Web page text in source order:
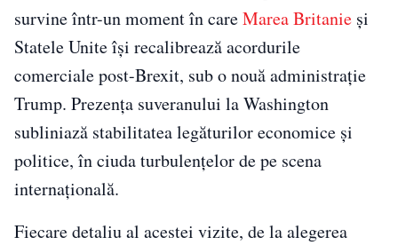
survine într-un moment în careMarea Britanie și
Statele Unite își recalibrează acordurile
comerciale post-Brexit, sub o nouă administrație
Trump. Prezența suveranului la Washington
subliniază stabilitatea legăturilor economice și
politice, în ciuda turbulențelor de pe scena
internațională.
Fiecare detaliu al acestei vizite, de la alegerea